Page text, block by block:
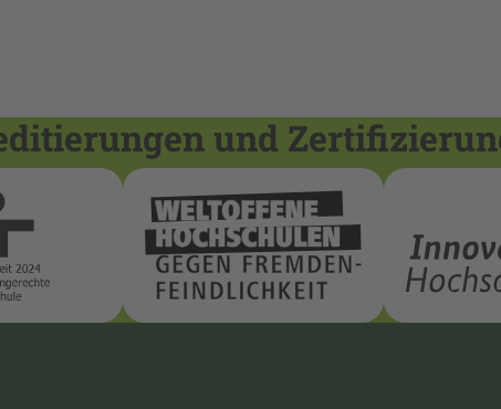
und